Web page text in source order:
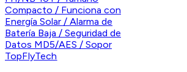
TopFlyTech